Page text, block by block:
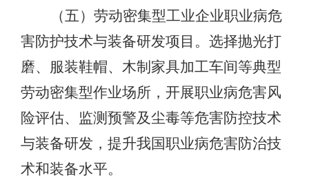
（五）劳动密集型工业企业职业病危
害防护技术与装备研发项目。选择抛光打
磨、服装鞋帽、木制家具加工车间等典型
劳动密集型作业场所，开展职业病危害风
险评估、监测预警及尘毒等危害防控技术
与装备研发，提升我国职业病危害防治技
术和装备水平。